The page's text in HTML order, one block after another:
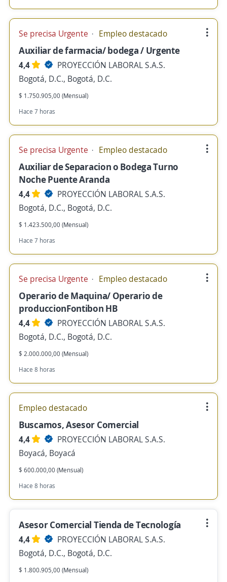
Se precisa Urgente Empleo destacado
Auxiliar de farmacia/ bodega / Urgente
4,4
PROYECCIÓN LABORAL S.A.S.
Bogotá, D.C., Bogotá, D.C.
$ 1.750.905,00 (Mensual)
Hace 7 horas
Se precisa Urgente Empleo destacado
Auxiliar de Separacion o Bodega Turno
Noche Puente Aranda
4,4
PROYECCIÓN LABORAL S.A.S.
Bogotá, D.C., Bogotá, D.C.
$ 1.423.500,00 (Mensual)
Hace 7 horas
Se precisa Urgente Empleo destacado
Operario de Maquina/ Operario de
produccionFontibon HB
4,4
PROYECCIÓN LABORAL S.A.S.
Bogotá, D.C., Bogotá, D.C.
$ 2.000.000,00 (Mensual)
Hace 8 horas
Empleo destacado
Buscamos, Asesor Comercial
4,4
PROYECCIÓN LABORAL S.A.S.
Boyacá, Boyacá
$ 600.000,00 (Mensual)
Hace 8 horas
Asesor Comercial Tienda de Tecnología
4,4
PROYECCIÓN LABORAL S.A.S.
Bogotá, D.C., Bogotá, D.C.
$ 1.800.905,00 (Mensual)